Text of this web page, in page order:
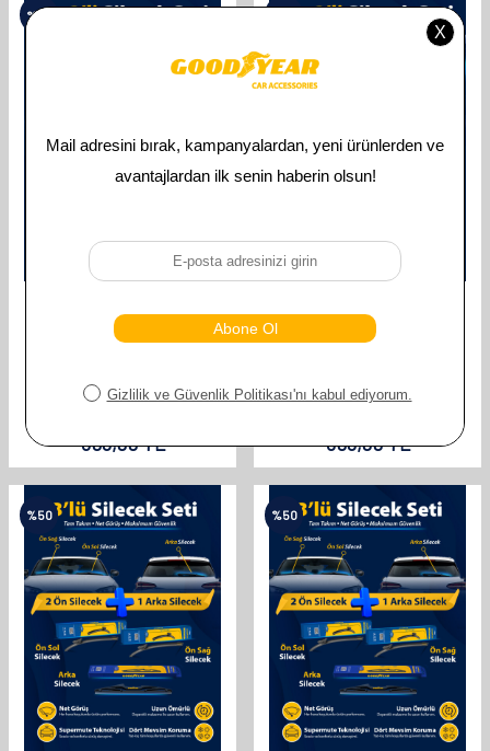
%50
GOODYEAR TOYOTA YARIS
TAKIMI 2006-2010 HATCHBACK (5
KAPI) (600MM+350MM)
305,00TL
GOODYEAR TOYOTA YARIS
TAKIMI 1999-2005 HATCHBACK (5
KAPI) (530MM+380MM)
305,00TL
%50 %50